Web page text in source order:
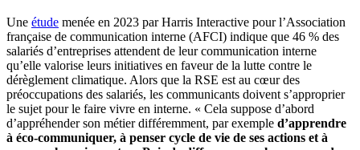
Une étude menée en 2023 par Harris Interactive pour l’Association
française de communication interne (AFCI) indique que 46 % des
salariés d’entreprises attendent de leur communication interne
qu’elle valorise leurs initiatives en faveur de la lutte contre le
dérèglement climatique. Alors que la RSE est au cœur des
préoccupations des salariés, les communicants doivent s’approprier
le sujet pour le faire vivre en interne. « Cela suppose d’abord
d’appréhender son métier différemment, par exemple d’apprendre
à éco-communiquer, à penser cycle de vie de ses actions et à